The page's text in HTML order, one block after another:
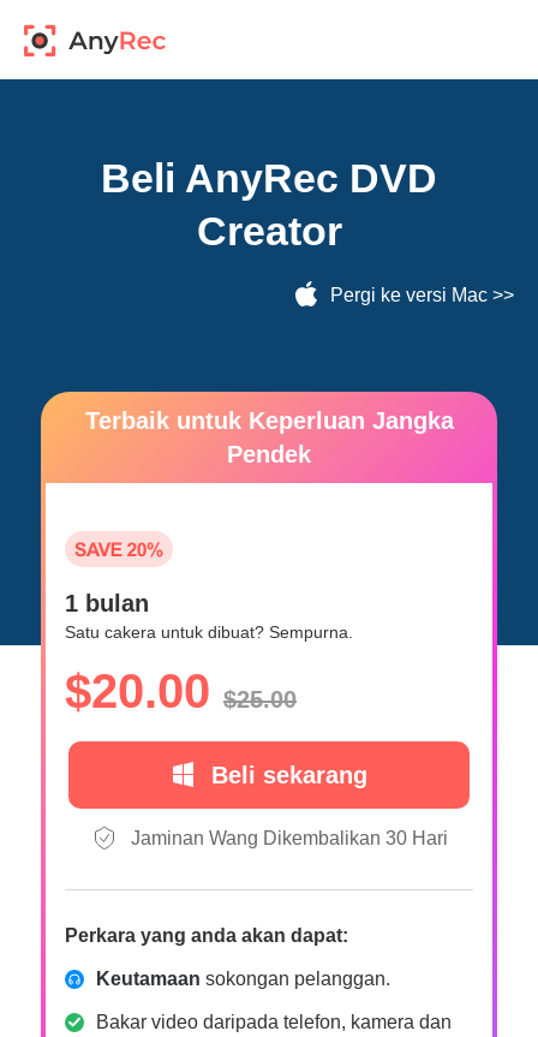
Beli AnyRec DVD
Creator
Pergi ke versi Mac >>
Terbaik untuk Keperluan Jangka
Pendek
1 bulan
Satu cakera untuk dibuat? Sempurna.
$20.00 $25.00
Beli sekarang
Jaminan Wang Dikembalikan 30 Hari
Perkara yang anda akan dapat:
Keutamaan sokongan pelanggan.
Bakar video daripada telefon, kamera dan